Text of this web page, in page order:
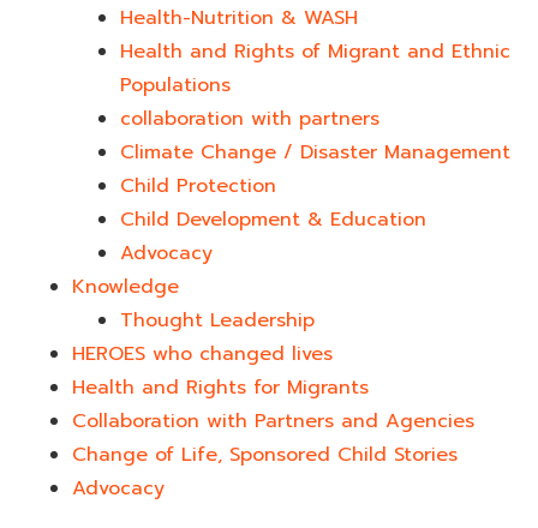
Health-Nutrition & WASH
Health and Rights of Migrant and Ethnic
Populations
collaboration with partners
Climate Change / Disaster Management
Child Protection
Child Development & Education
Advocacy
Knowledge
Thought Leadership
HEROES who changed lives​
Health and Rights for Migrants
Collaboration with Partners and Agencies
Change of Life, Sponsored Child Stories
Advocacy